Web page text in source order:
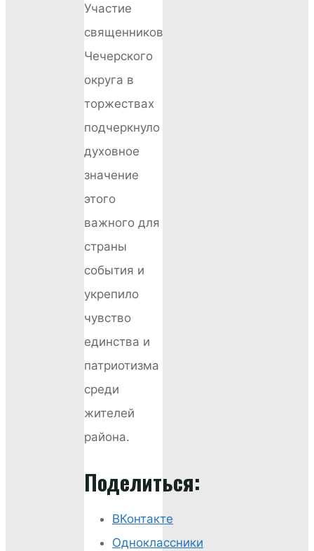
Участие
священников
Чечерского
округа в
торжествах
подчеркнуло
духовное
значение
этого
важного для
страны
события и
укрепило
чувство
единства и
патриотизма
среди
жителей
района.
Поделиться:
ВКонтакте
Одноклассники